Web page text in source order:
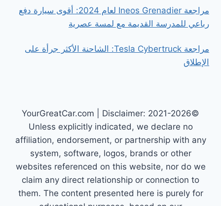
مراجعة Ineos Grenadier لعام 2024: أقوى سيارة دفع
رباعي للمدرسة القديمة مع لمسة عصرية
مراجعة Tesla Cybertruck: الشاحنة الأكثر جرأة على
الإطلاق
©2021-2026 YourGreatCar.com | Disclaimer:
Unless explicitly indicated, we declare no
affiliation, endorsement, or partnership with any
system, software, logos, brands or other
websites referenced on this website, nor do we
claim any direct relationship or connection to
them. The content presented here is purely for